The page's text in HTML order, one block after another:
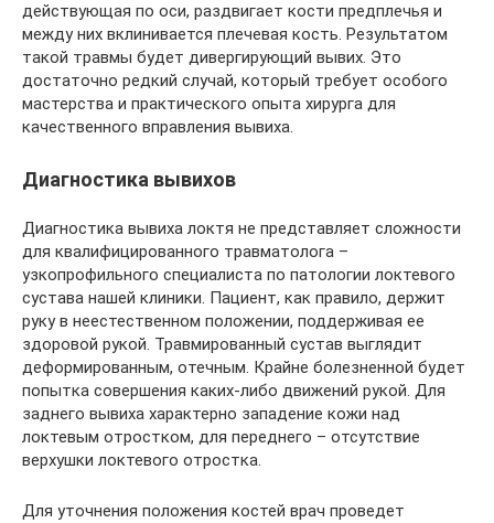
действующая по оси, раздвигает кости предплечья и
между них вклинивается плечевая кость. Результатом
такой травмы будет дивергирующий вывих. Это
достаточно редкий случай, который требует особого
мастерства и практического опыта хирурга для
качественного вправления вывиха.
Диагностика вывихов
Диагностика вывиха локтя не представляет сложности
для квалифицированного травматолога –
узкопрофильного специалиста по патологии локтевого
сустава нашей клиники. Пациент, как правило, держит
руку в неестественном положении, поддерживая ее
здоровой рукой. Травмированный сустав выглядит
деформированным, отечным. Крайне болезненной будет
попытка совершения каких-либо движений рукой. Для
заднего вывиха характерно западение кожи над
локтевым отростком, для переднего – отсутствие
верхушки локтевого отростка.
Для уточнения положения костей врач проведет